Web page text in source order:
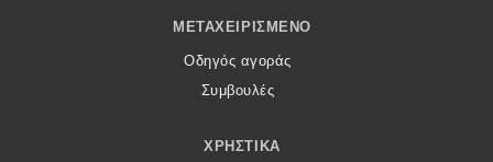
ΜΕΤΑΧΕΙΡΙΣΜΈΝΟ
Οδηγός αγοράς
Συμβουλές
ΧΡΗΣΤΙΚΆ